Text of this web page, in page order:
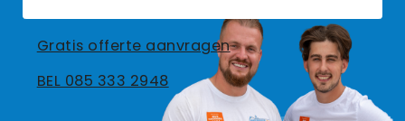
Gratis offerte aanvragen
BEL 085 333 2948